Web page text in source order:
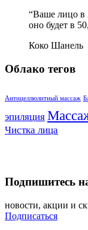
“Ваше лицо в
оно будет в
Коко Шанель
Облако тегов
Антицеллюлитный массаж
эпиляция
Чистка лица
Подпишитесь
новости, акции и
Подписаться